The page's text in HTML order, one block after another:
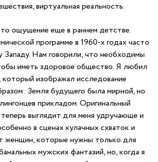
виртуальная реальность.
ощущение еще в раннем детстве.
программе в 1960-х годах часто
Западу. Нам говорили, что необходимы
иметь здоровое общество. Я любил
который изображал исследование
Земля будущего была мирной, но
прикладом. Оригинальный
выглядит для меня удручающе и
в сценах кулачных схваток и
женщин, которые нужны только для
мужских фантазий, но, когда я